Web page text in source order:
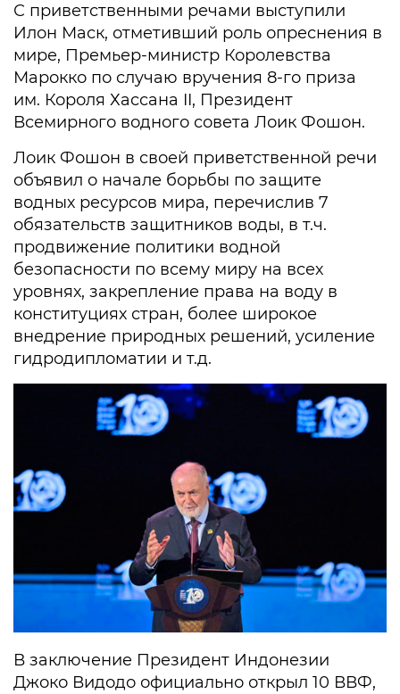
С приветственными речами выступили
Илон Маск, отметивший роль опреснения в
мире, Премьер-министр Королевства
Марокко по случаю вручения 8-го приза
им. Короля Хассана II, Президент
Всемирного водного совета Лоик Фошон.
Лоик Фошон в своей приветственной речи
объявил о начале борьбы по защите
водных ресурсов мира, перечислив 7
обязательств защитников воды, в т.ч.
продвижение политики водной
безопасности по всему миру на всех
уровнях, закрепление права на воду в
конституциях стран, более широкое
внедрение природных решений, усиление
гидродипломатии и т.д.
В заключение Президент Индонезии
Джоко Видодо официально открыл 10 ВВФ,